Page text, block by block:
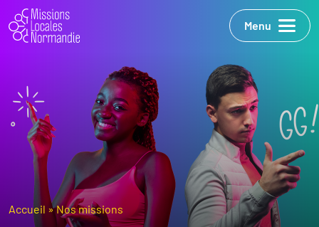
Menu
Accueil »Nos missions